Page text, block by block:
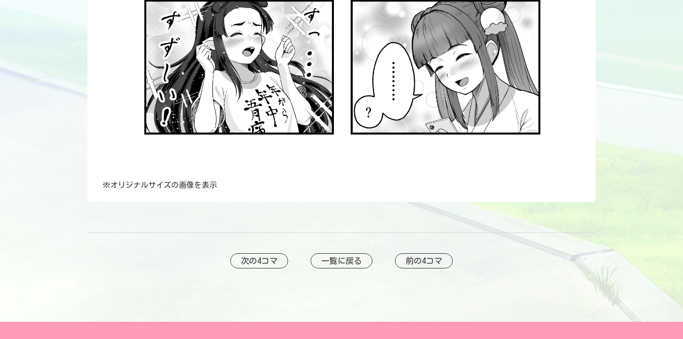
※オリジナルサイズの画像を表示
前の4コマ
次の4コマ 一覧に戻る